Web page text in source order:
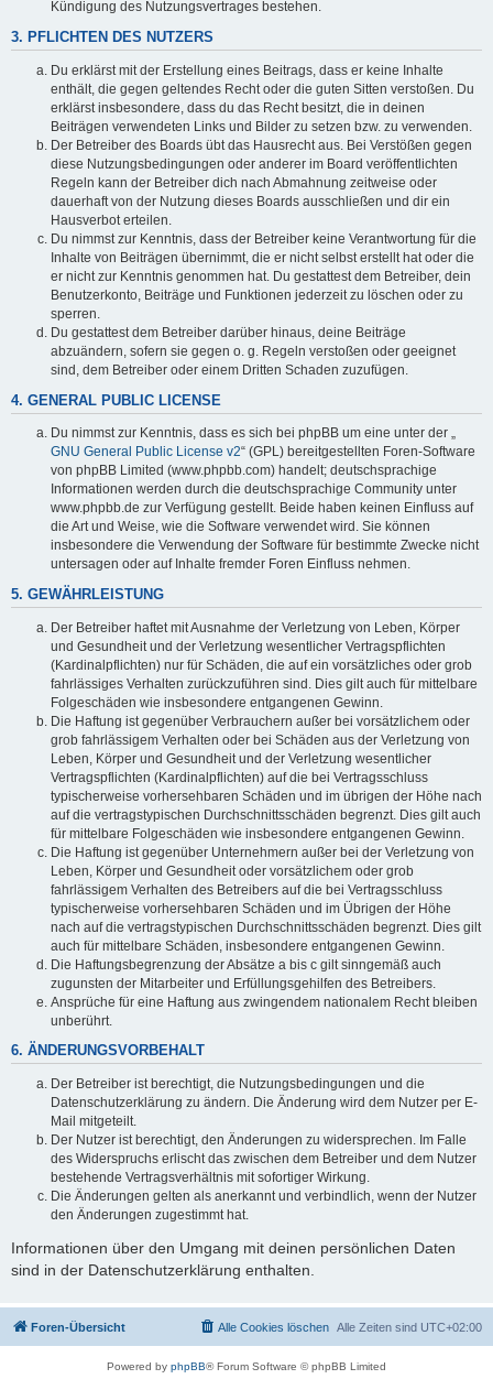
Kündigung des Nutzungsvertrages bestehen.
3. PFLICHTEN DES NUTZERS
Du erklärst mit der Erstellung eines Beitrags, dass er keine Inhalte
enthält, die gegen geltendes Recht oder die guten Sitten verstoßen. Du
erklärst insbesondere, dass du das Recht besitzt, die in deinen
Beiträgen verwendeten Links und Bilder zu setzen bzw. zu verwenden.
Der Betreiber des Boards übt das Hausrecht aus. Bei Verstößen gegen
diese Nutzungsbedingungen oder anderer im Board veröffentlichten
Regeln kann der Betreiber dich nach Abmahnung zeitweise oder
dauerhaft von der Nutzung dieses Boards ausschließen und dir ein
Hausverbot erteilen.
Du nimmst zur Kenntnis, dass der Betreiber keine Verantwortung für die
Inhalte von Beiträgen übernimmt, die er nicht selbst erstellt hat oder die
er nicht zur Kenntnis genommen hat. Du gestattest dem Betreiber, dein
Benutzerkonto, Beiträge und Funktionen jederzeit zu löschen oder zu
sperren.
Du gestattest dem Betreiber darüber hinaus, deine Beiträge
abzuändern, sofern sie gegen o. g. Regeln verstoßen oder geeignet
sind, dem Betreiber oder einem Dritten Schaden zuzufügen.
4. GENERAL PUBLIC LICENSE
Du nimmst zur Kenntnis, dass es sich bei phpBB um eine unter der „
GNU General Public License v2“ (GPL) bereitgestellten Foren-Software
von phpBB Limited (www.phpbb.com) handelt; deutschsprachige
Informationen werden durch die deutschsprachige Community unter
www.phpbb.de zur Verfügung gestellt. Beide haben keinen Einfluss auf
die Art und Weise, wie die Software verwendet wird. Sie können
insbesondere die Verwendung der Software für bestimmte Zwecke nicht
untersagen oder auf Inhalte fremder Foren Einfluss nehmen.
5. GEWÄHRLEISTUNG
Der Betreiber haftet mit Ausnahme der Verletzung von Leben, Körper
und Gesundheit und der Verletzung wesentlicher Vertragspflichten
(Kardinalpflichten) nur für Schäden, die auf ein vorsätzliches oder grob
fahrlässiges Verhalten zurückzuführen sind. Dies gilt auch für mittelbare
Folgeschäden wie insbesondere entgangenen Gewinn.
Die Haftung ist gegenüber Verbrauchern außer bei vorsätzlichem oder
grob fahrlässigem Verhalten oder bei Schäden aus der Verletzung von
Leben, Körper und Gesundheit und der Verletzung wesentlicher
Vertragspflichten (Kardinalpflichten) auf die bei Vertragsschluss
typischerweise vorhersehbaren Schäden und im übrigen der Höhe nach
auf die vertragstypischen Durchschnittsschäden begrenzt. Dies gilt auch
für mittelbare Folgeschäden wie insbesondere entgangenen Gewinn.
Die Haftung ist gegenüber Unternehmern außer bei der Verletzung von
Leben, Körper und Gesundheit oder vorsätzlichem oder grob
fahrlässigem Verhalten des Betreibers auf die bei Vertragsschluss
typischerweise vorhersehbaren Schäden und im Übrigen der Höhe
nach auf die vertragstypischen Durchschnittsschäden begrenzt. Dies gilt
auch für mittelbare Schäden, insbesondere entgangenen Gewinn.
Die Haftungsbegrenzung der Absätze a bis c gilt sinngemäß auch
zugunsten der Mitarbeiter und Erfüllungsgehilfen des Betreibers.
Ansprüche für eine Haftung aus zwingendem nationalem Recht bleiben
unberührt.
6. ÄNDERUNGSVORBEHALT
Der Betreiber ist berechtigt, die Nutzungsbedingungen und die
Datenschutzerklärung zu ändern. Die Änderung wird dem Nutzer per E-
Mail mitgeteilt.
Der Nutzer ist berechtigt, den Änderungen zu widersprechen. Im Falle
des Widerspruchs erlischt das zwischen dem Betreiber und dem Nutzer
bestehende Vertragsverhältnis mit sofortiger Wirkung.
Die Änderungen gelten als anerkannt und verbindlich, wenn der Nutzer
den Änderungen zugestimmt hat.
Informationen über den Umgang mit deinen persönlichen Daten
sind in der Datenschutzerklärung enthalten.
Foren-Übersicht Alle Zeiten sind UTC+02:00
Alle Cookies löschen
Powered by phpBB® Forum Software © phpBB Limited